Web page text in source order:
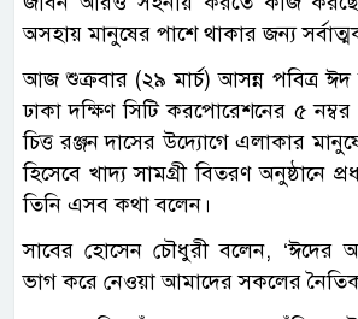
অসহায় মানুষের পাশে থাকার জন্য
আজ শুক্রবার (২৯ মার্চ) আসন্ন পবিত্র
ঢাকা দক্ষিণ সিটি করপোরেশনের ৫ নম্বর
চিত্ত রঞ্জন দাসের উদ্যোগে এলাকার
হিসেবে খাদ্য সামগ্রী বিতরণ অনুষ্ঠানে
তিনি এসব কথা বলেন।
সাবের হোসেন চৌধুরী বলেন, ‘ঈদের
ভাগ করে নেওয়া আমাদের সকলের নৈতিক